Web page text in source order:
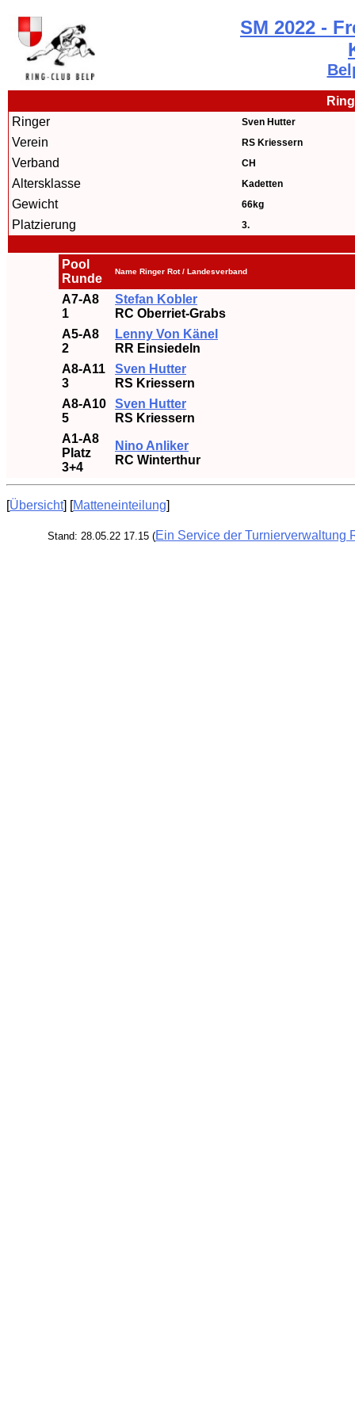
SM 2022 -
Ringer
Sven Hutter
Verein RS Kriessern
Verband CH
Altersklasse Kadetten
Gewicht 66kg
Platzierung 3.
Pool
Runde
Name Ringer Rot / Landesverband
A7-A8
1
Stefan Kobler
RC Oberriet-Grabs
A5-A8
2
Lenny Von Känel
RR Einsiedeln
A8-A11
3
Sven Hutter
RS Kriessern
A8-A10
5
Sven Hutter
RS Kriessern
A1-A8
Platz
3+4
Nino Anliker
RC Winterthur
[Übersicht] [Matteneinteilung]
Stand: 28.05.22 17.15 (Ein Service der Turnierverwaltung